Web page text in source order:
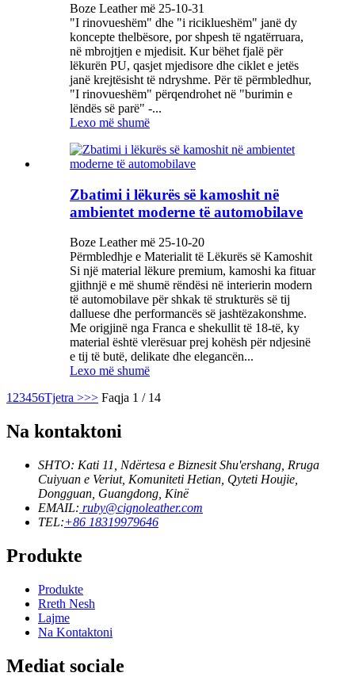
Boze Leather më 25-10-31
"I rinovueshëm" dhe "i riciklueshëm" janë dy
koncepte thelbësore, por shpesh të ngatërruara,
në mbrojtjen e mjedisit. Kur bëhet fjalë për
lëkurën PU, qasjet mjedisore dhe ciklet e jetës
janë krejtësisht të ndryshme. Për të përmbledhur,
"I rinovueshëm" përqendrohet në "burimin e
lëndës së parë" -...
Lexo më shumë
Zbatimi i lëkurës së kamoshit në
ambientet moderne të automobilave
Boze Leather më 25-10-20
Përmbledhje e Materialit të Lëkurës së Kamoshit
Si një material lëkure premium, kamoshi ka fituar
gjithnjë e më shumë rëndësi në interierin modern
të automobilave për shkak të strukturës së tij
dalluese dhe performancës së jashtëzakonshme.
Me origjinë nga Franca e shekullit të 18-të, ky
material është vlerësuar prej kohësh për ndjesinë
e tij të butë, delikate dhe elegancën...
Lexo më shumë
1 23456Tjetra >>> Faqja 1 / 14
Na kontaktoni
SHTO: Kati 11, Ndërtesa e Biznesit Shu'ershang, Rruga
Cuiyuan e Veriut, Komuniteti Hetian, Qyteti Houjie,
Dongguan, Guangdong, Kinë
EMAIL: ruby@cignoleather.com
TEL:+86 18319979646
Produkte
Produkte
Rreth Nesh
Lajme
Na Kontaktoni
Mediat sociale